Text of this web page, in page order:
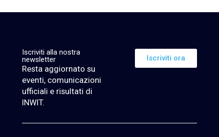
Iscriviti alla nostra
newsletter
Resta aggiornato su
eventi, comunicazioni
ufficiali e risultati di
INWIT.
Iscriviti ora